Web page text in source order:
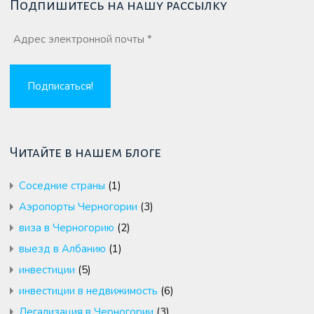
Подпишитесь на нашу рассылку
Читайте в нашем блоге
Cоседние страны (1)
Аэропорты Черногории (3)
виза в Черногорию (2)
выезд в Албанию (1)
инвестиции (5)
инвестиции в недвижимость (6)